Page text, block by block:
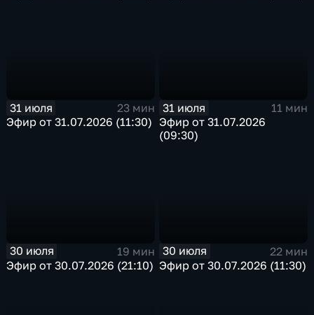
31 июля
23 мин
Эфир от 31.07.2026 (11:30)
31 июля
11 мин
Эфир от 31.07.2026
(09:30)
30 июля
19 мин
Эфир от 30.07.2026 (21:10)
30 июля
22 мин
Эфир от 30.07.2026 (11:30)